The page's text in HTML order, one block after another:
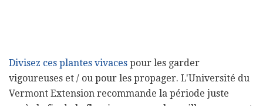
Divisez ces plantes vivaces pour les garder
vigoureuses et / ou pour les propager. L'Université du
Vermont Extension recommande la période juste